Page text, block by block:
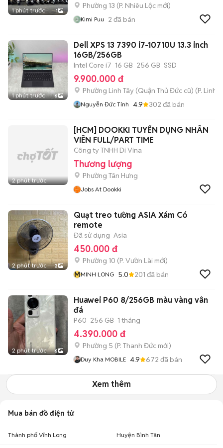
1 phút trước 1
Phường 13 (P. Nhiêu Lộc mới)
Kimi Puu 2 đã bán
1 phút trước 6
Dell XPS 13 7390 i7-10710U 13.3 inch
16GB/256GB
Intel Core i7 16 GB 256 GB SSD
9.900.000 đ
Phường Linh Tây (Quận Thủ Đức cũ) (P. Linh
Nguyễn Đức Tính 4.9 302 đã bán
2 phút trước
[HCM] DOOKKI TUYỂN DỤNG NHÂN
VIÊN FULL/PART TIME
Công ty TNHH Di Vina
Thương lượng
Phường Tân Hưng
Jobs At Dookki
2 phút trước 2
Quạt treo tường ASIA Xám Có
remote
Đã sử dụng Asia
450.000 đ
Phường 10 (P. Vườn Lài mới)
MMINH LONG 5.0 201 đã bán
2 phút trước 6
Huawei P60 8/256GB màu vàng vân
đá
P60 256 GB 1 tháng
4.390.000 đ
Phường 5 (P. Thanh Đức mới)
Duy Kha MOBILE 4.9 672 đã bán
Xem thêm
Mua bán đồ điện tử
Thành phố Vĩnh Long Huyện Bình Tân